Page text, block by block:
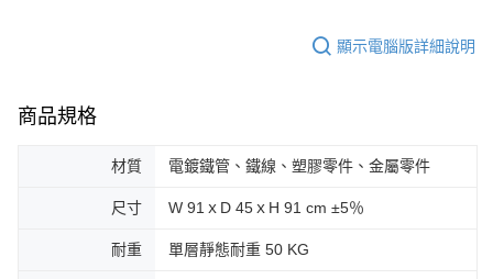
顯示電腦版詳細說明
商品規格
材質 電鍍鐵管、鐵線、塑膠零件、金屬零件
尺寸 W 91ｘD 45ｘH 91 cm ±5％
耐重 單層靜態耐重 50 KG